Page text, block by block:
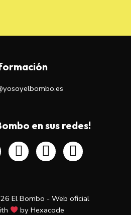
en sus redes!
El Bombo - Web oficial
byHexacode